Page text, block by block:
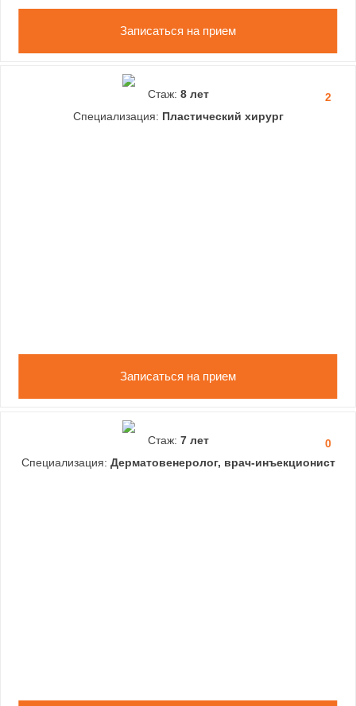
Записаться на прием
2
Стаж: 8 лет
Специализация: Пластический хирург
Записаться на прием
0
Стаж: 7 лет
Специализация: Дерматовенеролог, врач-инъекционист